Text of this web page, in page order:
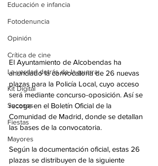
Educación e infancia
Fotodenuncia
Opinión
Crítica de cine
La verdad detrás de la guerra
Kit Digital
Sucesos
Fiestas
Mayores
El Ayuntamiento de Alcobendas ha
anunciado la convocatoria de 26 nuevas
plazas para la Policía Local, cuyo acceso
será mediante concurso-oposición. Así se
recoge en el Boletín Oficial de la
Comunidad de Madrid, donde se detallan
las bases de la convocatoria.
Según la documentación oficial, estas 26
plazas se distribuyen de la siguiente